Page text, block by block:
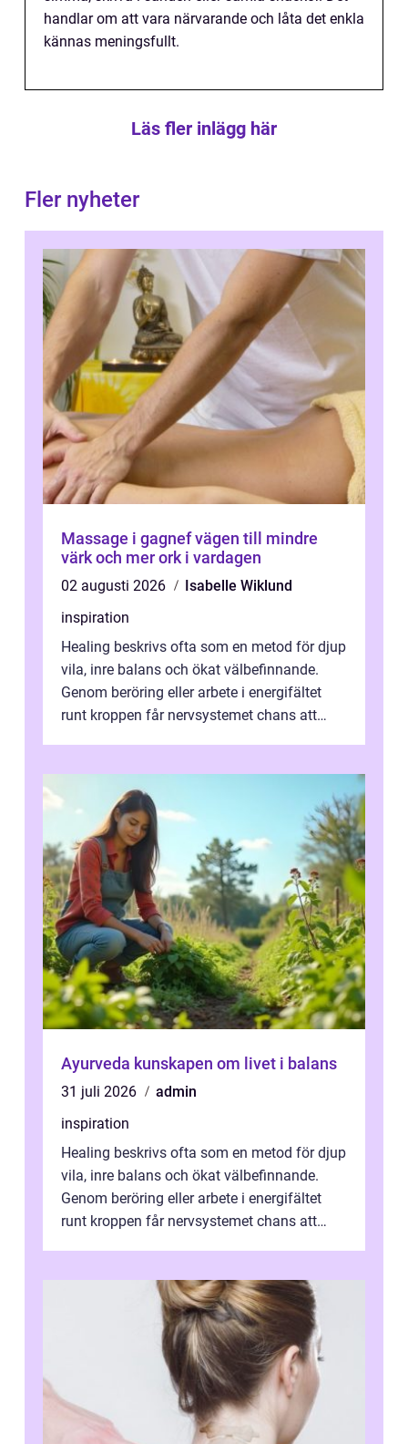
handlar om att vara närvarande och låta det enkla
kännas meningsfullt.
Läs fler inlägg här
Fler nyheter
Massage i gagnef vägen till mindre
värk och mer ork i vardagen
02 augusti 2026
Isabelle Wiklund
inspiration
Healing beskrivs ofta som en metod för djup
vila, inre balans och ökat välbefinnande.
Genom beröring eller arbete i energifältet
runt kroppen får nervsystemet chans att
Ayurveda kunskapen om livet i balans
31 juli 2026
admin
inspiration
Healing beskrivs ofta som en metod för djup
vila, inre balans och ökat välbefinnande.
Genom beröring eller arbete i energifältet
runt kroppen får nervsystemet chans att